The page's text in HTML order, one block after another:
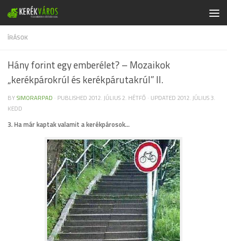
Skip to content
ÍRÁSOK
Hány forint egy emberélet? – Mozaikok
„kerékpárokrúl és kerékpárutakrúl” II.
BY SIMORARPAD · PUBLISHED 2012. JÚLIUS 2. HÉTFŐ · UPDATED 2012. JÚLIUS 3.
KEDD
3. Ha már kaptak valamit a kerékpárosok…